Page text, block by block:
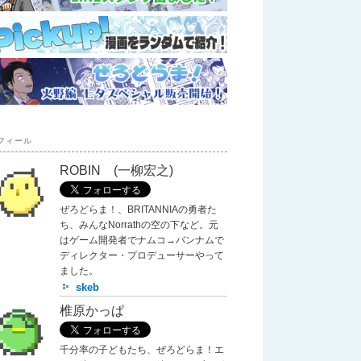
ィール
ROBIN (一柳宏之)
ぜろどらま！、BRITANNIAの勇者た
ち、みんなNorrathの空の下など。元
はゲーム開発者でナムコ→バンナムで
ディレクター・プロデューサーやって
ました。
skeb
椎原かっぱ
千分率の子どもたち、ぜろどらま！エ